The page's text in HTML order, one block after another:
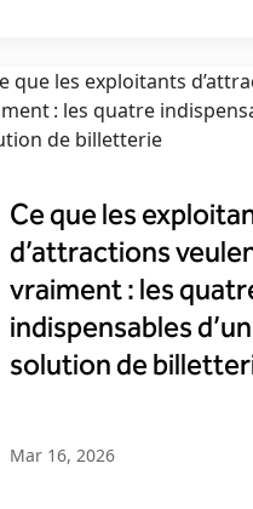
Ce que les
d’attractions
vraiment : les
indispensables
solution de
Mar 16, 2026